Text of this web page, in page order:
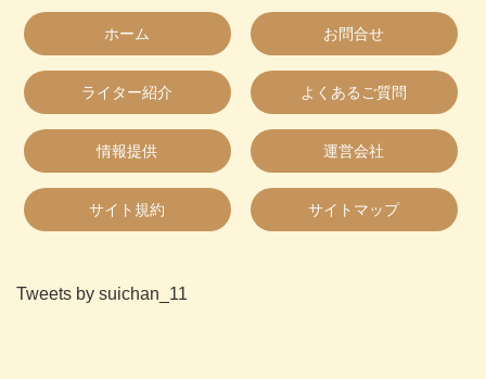
ホーム お問合せ
ライター紹介 よくあるご質問
情報提供 運営会社
サイト規約 サイトマップ
Tweets by suichan_11